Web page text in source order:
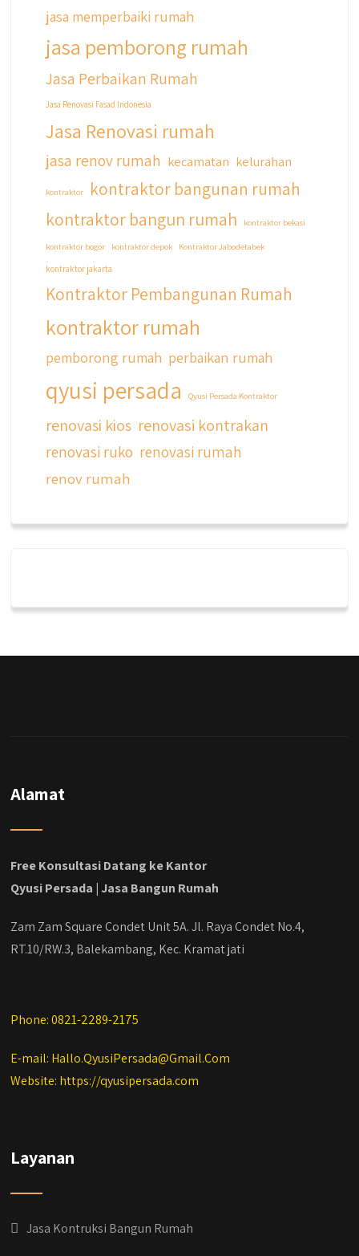
#jasadesainrumahmurah
#jasadesainrumahjakarta
#kontraktorbangunanjabodetabek
#jasabangunrumahjabodetabek
#qyusipersada
dengan budget 400an, kira kira gimana ya
#kontraktorbekasi #kontraktorinteriorjakarta
#kontraktorbangunanjabodetabek
#jasabangunrumahjabodetabek
jasa memperbaiki rumah
jasa pemborong rumah
Jasa Perbaikan Rumah
Jasa Renovasi Fasad Indonesia
Jasa Renovasi rumah
jasa renov rumah kecamatan kelurahan
kontraktor
kontraktor bangunan rumah
kontraktor bangun rumah
kontraktor bekasi
kontraktor bogor kontraktor depok
Kontraktor Jabodetabek
kontraktor jakarta
Kontraktor Pembangunan Rumah
kontraktor rumah
pemborong rumah perbaikan rumah
qyusi persada Qyusi Persada Kontraktor
renovasi kios renovasi kontrakan
renovasi ruko renovasi rumah
renov rumah
Alamat
Free Konsultasi Datang ke Kantor
Qyusi Persada | Jasa Bangun Rumah
Zam Zam Square Condet Unit 5A. Jl. Raya Condet No.4,
RT.10/RW.3, Balekambang, Kec. Kramat jati
Phone: 0821-2289-2175
E-mail: Hallo.QyusiPersada@Gmail.Com
Website: https://qyusipersada.com
Layanan
Jasa Kontruksi Bangun Rumah